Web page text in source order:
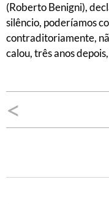
(Roberto Benigni),
silêncio, poderíamos
contraditoriamente,
calou, três anos
Navegação
de
<